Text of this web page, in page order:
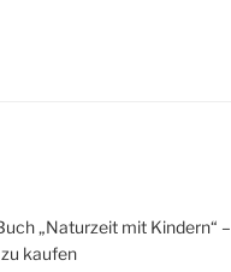
„Naturzeit mit Kindern“ –
kaufen